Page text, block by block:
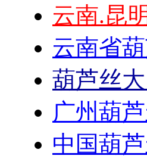
云南.昆
云南省
葫芦丝
广州葫
中国葫